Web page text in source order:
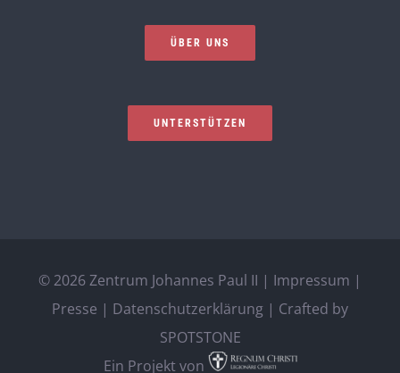
ÜBER UNS
UNTERSTÜTZEN
© 2026 Zentrum Johannes Paul II | Impressum |
Presse | Datenschutzerklärung | Crafted by
SPOTSTONE
Ein Projekt von